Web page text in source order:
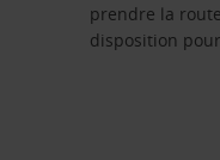
prendre la
disposition